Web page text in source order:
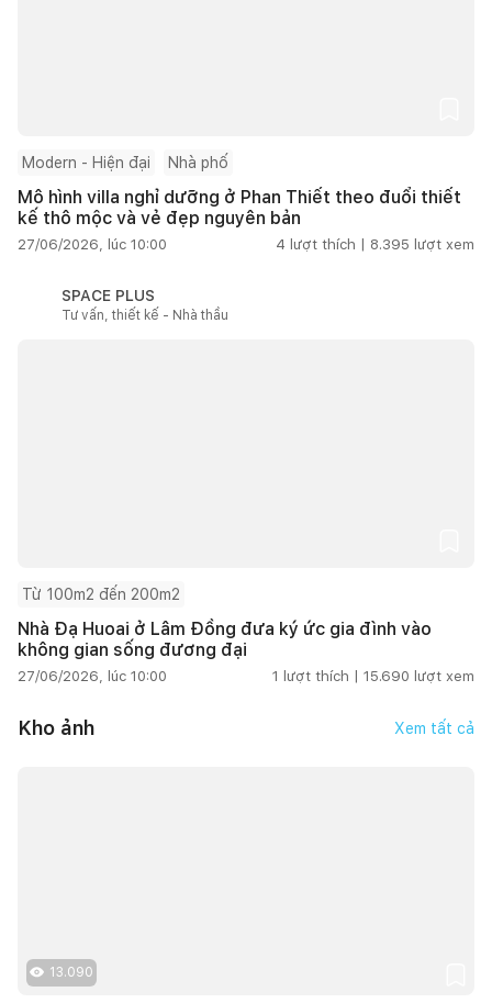
Modern - Hiện đại Nhà phố
Mô hình villa nghỉ dưỡng ở Phan Thiết theo đuổi thiết
kế thô mộc và vẻ đẹp nguyên bản
27/06/2026, lúc 10:00 4 lượt thích | 8.395 lượt xem
SPACE PLUS
Tư vấn, thiết kế - Nhà thầu
Từ 100m2 đến 200m2
Nhà Đạ Huoai ở Lâm Đồng đưa ký ức gia đình vào
không gian sống đương đại
27/06/2026, lúc 10:00 1 lượt thích | 15.690 lượt xem
Kho ảnh Xem tất cả
13.090